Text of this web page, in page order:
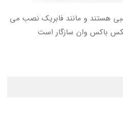
هستند و مانند فابریک نصب می
باکس وان سازگار است